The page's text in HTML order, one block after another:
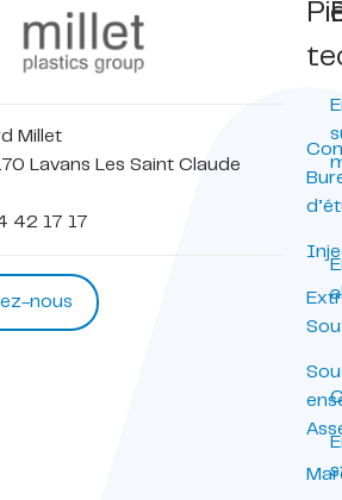
Millet
Lavans Les Saint Claude
42 17 17
nous